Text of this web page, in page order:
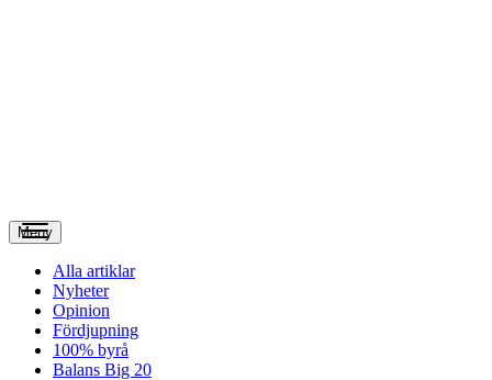
Meny
Alla artiklar
Nyheter
Opinion
Fördjupning
100% byrå
Balans Big 20